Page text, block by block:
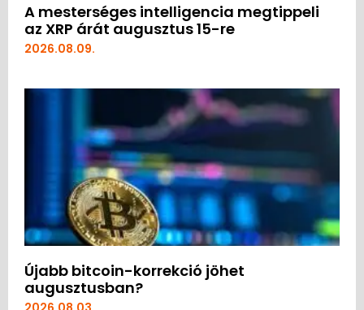
A mesterséges intelligencia megtippeli
az XRP árát augusztus 15-re
2026.08.09.
Újabb bitcoin-korrekció jöhet
augusztusban?